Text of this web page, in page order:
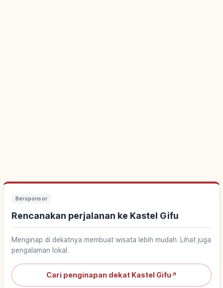
Bersponsor
Rencanakan perjalanan ke Kastel Gifu
Menginap di dekatnya membuat wisata lebih mudah. Lihat juga
pengalaman lokal.
Cari penginapan dekat Kastel Gifu↗